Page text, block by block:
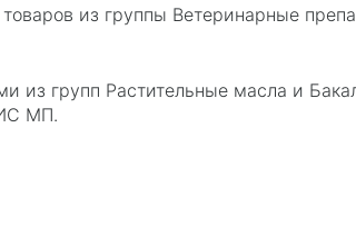
из группы Ветеринарные
из групп Растительные масла и
МП.